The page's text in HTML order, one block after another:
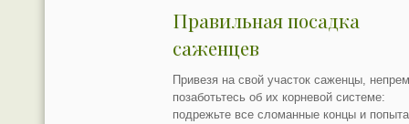
Правильная посадка
саженцев
Привезя на свой участок саженцы,
позаботьтесь об их корневой системе:
подрежьте все сломанные концы и